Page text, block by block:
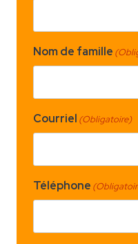
Nom de famille
Courriel (Obligatoire)
Téléphone